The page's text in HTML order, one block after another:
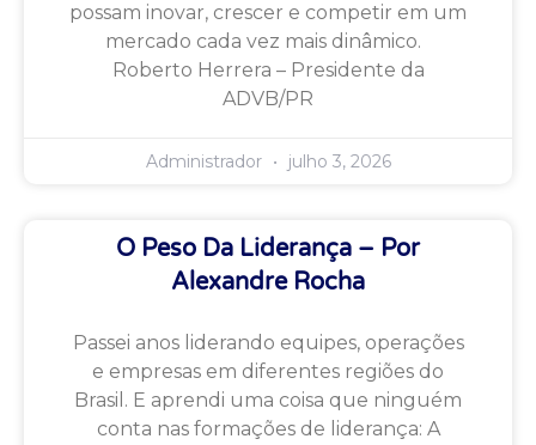
possam inovar, crescer e competir em um
mercado cada vez mais dinâmico.
Roberto Herrera – Presidente da
ADVB/PR
Administrador julho 3, 2026
O Peso Da Liderança – Por
Alexandre Rocha
Passei anos liderando equipes, operações
e empresas em diferentes regiões do
Brasil. E aprendi uma coisa que ninguém
conta nas formações de liderança: A